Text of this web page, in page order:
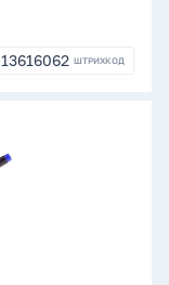
ШТРИХКОД